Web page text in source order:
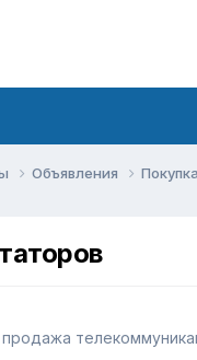
Объявления
продажа